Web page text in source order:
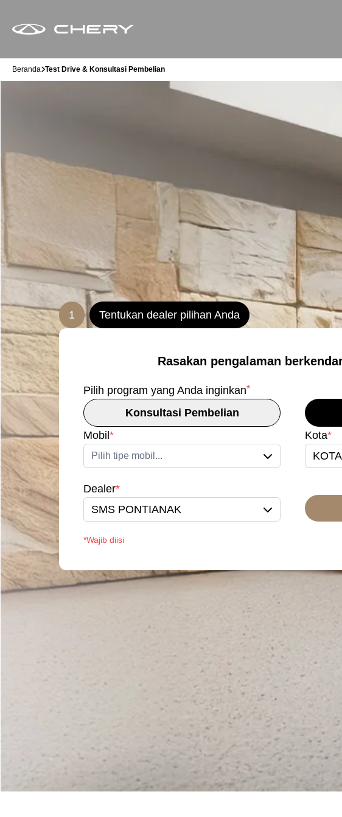
Beranda Test Drive & Konsultasi Pembelian
1 Tentukan dealer pilihan Anda
Rasakan pengalaman
Pilih program yang Anda inginkan*
Konsultasi Pembelian
Mobil *
Pilih tipe mobil...
Kota*
Dealer*
SMS PONTIANAK
*Wajib diisi